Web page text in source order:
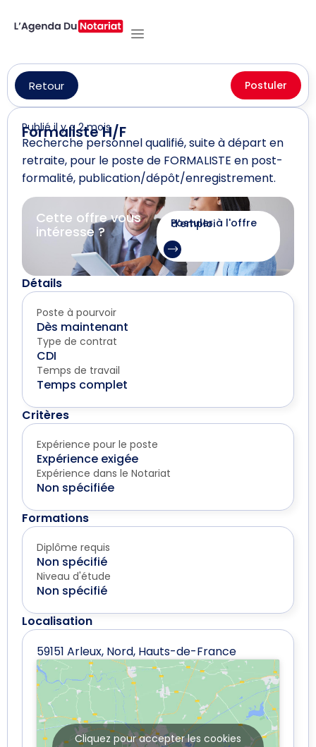
Retour Postuler
Formaliste H/F
Publié il y a 2 mois
Recherche personnel qualifié, suite à départ en
retraite, pour le poste de FORMALISTE en post-
formalité, publication/dépôt/enregistrement.
Cette offre vous
intéresse ?
Postuler à l'offre d'emploi
Détails
Poste à pourvoir
Dès maintenant
Type de contrat
CDI
Temps de travail
Temps complet
Critères
Expérience pour le poste
Expérience exigée
Expérience dans le Notariat
Non spécifiée
Formations
Diplôme requis
Non spécifié
Niveau d'étude
Non spécifié
Localisation
59151 Arleux, Nord, Hauts-de-France
Cliquez pour accepter les cookies